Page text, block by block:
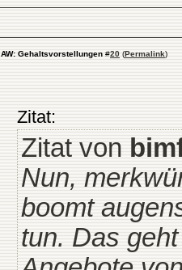
AW: Gehaltsvorstellungen #20 (Permalink)
Zitat:
Zitat von
Nun,
boomt
tun. Das